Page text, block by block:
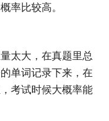
率比较高。
太大，在真题里总
单词记录下来，在
考试时候大概率能